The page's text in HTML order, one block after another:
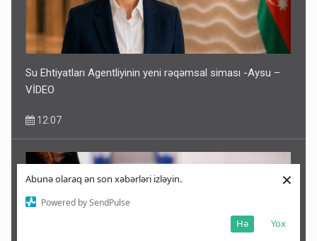
Abunə olaraq ən son xəbərləri izləyin.
Powered by SendPulse
Yox
Hə
×
Su Ehtiyatları Agentliyinin yeni rəqəmsal siması -Aysu –
VİDEO
12:07